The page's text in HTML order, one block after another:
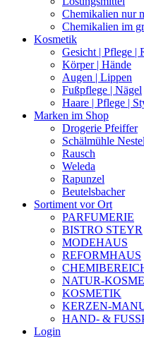
Chemikalien nur
Chemikalien im
Kosmetik
Gesicht | Pflege |
Körper | Hände
Augen | Lippen
Fußpflege | Nägel
Haare | Pflege |
Marken im Shop
Drogerie Pfeiffer
Schälmühle
Rausch
Weleda
Rapunzel
Beutelsbacher
Sortiment vor Ort
PARFUMERIE
BISTRO STEYR
MODEHAUS
REFORMHAUS
NATUR-
KOSMETIK
KERZEN-
HAND- &
Login